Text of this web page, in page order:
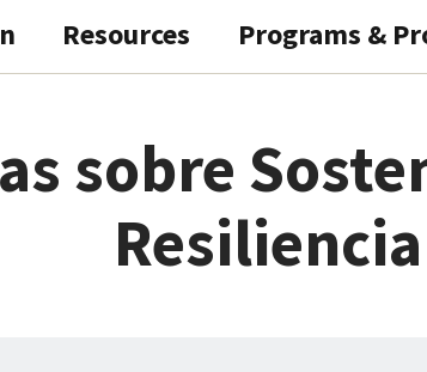
Resources Programs &
sobre
Resiliencia